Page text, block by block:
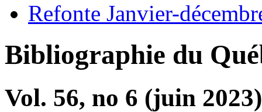
Refonte Janvier-
Bibliographie du
Vol. 56, no 6 (juin 2023)